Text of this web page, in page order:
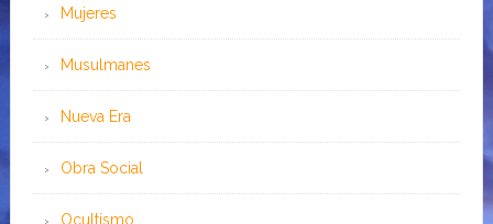
Mujeres
Musulmanes
Nueva Era
Obra Social
Ocultismo